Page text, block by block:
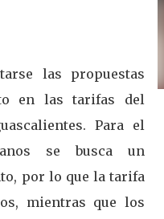
las propuestas
en las tarifas del
Para el
se busca un
por lo que la tarifa
mientras que los